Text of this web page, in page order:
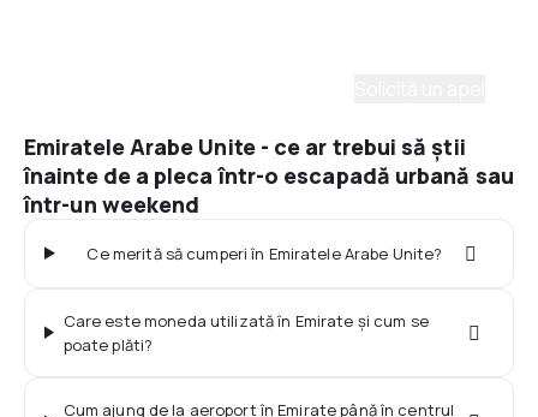
Emiratele Arabe Unite - ce ar trebui să știi
înainte de a pleca într-o escapadă urbană sau
într-un weekend
Ce merită să cumperi în Emiratele Arabe Unite?
Care este moneda utilizată în Emirate și cum se
poate plăti?
Cum ajung de la aeroport în Emirate până în centrul